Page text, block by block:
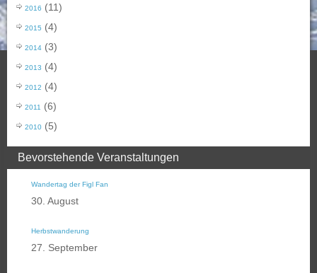
2016 (11)
2015 (4)
2014 (3)
2013 (4)
2012 (4)
2011 (6)
2010 (5)
Bevorstehende Veranstaltungen
Wandertag der Figl Fan
30. August
Herbstwanderung
27. September